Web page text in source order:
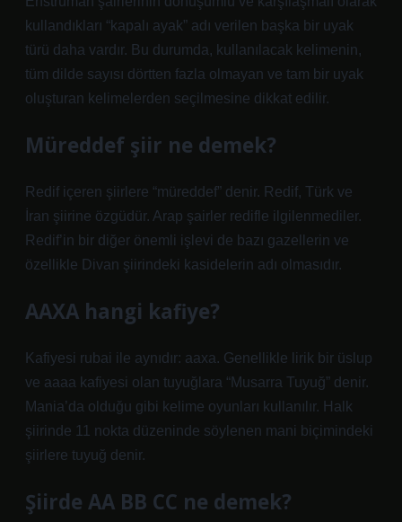
kullandıkları “kapalı ayak” adı verilen başka bir uyak
türü daha vardır. Bu durumda, kullanılacak kelimenin,
tüm dilde sayısı dörtten fazla olmayan ve tam bir uyak
oluşturan kelimelerden seçilmesine dikkat edilir.
Müreddef şiir ne demek?
Redif içeren şiirlere “müreddef” denir. Redif, Türk ve
İran şiirine özgüdür. Arap şairler redifle ilgilenmediler.
Redif’in bir diğer önemli işlevi de bazı gazellerin ve
özellikle Divan şiirindeki kasidelerin adı olmasıdır.
AAXA hangi kafiye?
Kafiyesi rubai ile aynıdır: aaxa. Genellikle lirik bir üslup
ve aaaa kafiyesi olan tuyuğlara “Musarra Tuyuğ” denir.
Mania’da olduğu gibi kelime oyunları kullanılır. Halk
şiirinde 11 nokta düzeninde söylenen mani biçimindeki
şiirlere tuyuğ denir.
Şiirde AA BB CC ne demek?